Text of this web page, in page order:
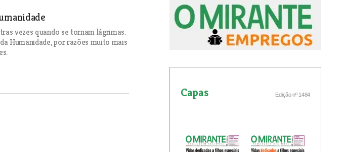
vezes quando se tornam lágrimas.
Humanidade, por razões muito mais
Capas Edição nº 1484